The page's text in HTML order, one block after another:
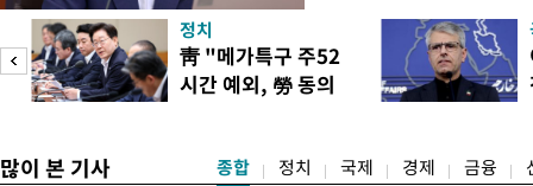
다"며 "국민 의견까지 수
토할 예정"이라고 밝혔다.
셜미디어(SNS) 엑스(X·옛
개편안은 지난 4일부터 오
정치
靑 "메가특구 주52
시간 예외, 勞 동의
많이 본 기사 종합 정치 국제 경제 금융